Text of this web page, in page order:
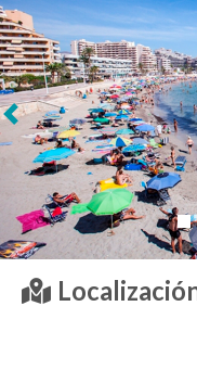
Siguiente